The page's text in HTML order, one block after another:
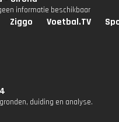
informatie beschikbaar
Ziggo Voetbal.TV
duiding en analyse.